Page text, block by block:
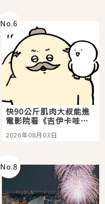
No.6
快90公斤肌肉大叔能進
電影院看《吉伊卡哇》
嗎？日本重金屬樂團
「打首」會長與nagano
2026年08月03日
No.8